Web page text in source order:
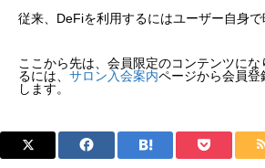
従来、DeFiを利用するにはユーザー自身で
ここから先は、会員限定のコンテンツに
るには、 サロン入会案内ページから会員登
します。